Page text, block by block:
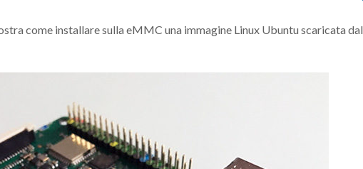
come installare sulla eMMC una immagine Linux Ubuntu scaricata dal